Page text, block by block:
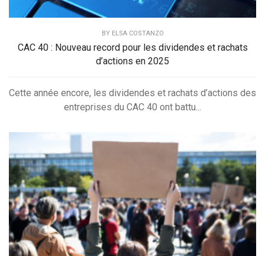
BY ELSA COSTANZO
CAC 40 : Nouveau record pour les dividendes et rachats
d’actions en 2025
Cette année encore, les dividendes et rachats d’actions des
entreprises du CAC 40 ont battu...